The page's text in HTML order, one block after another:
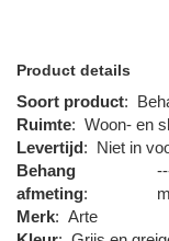
Product details
Soort product:
Ruimte: Woon- en
Levertijd: Niet in
Behang
afmeting:
Merk: Arte